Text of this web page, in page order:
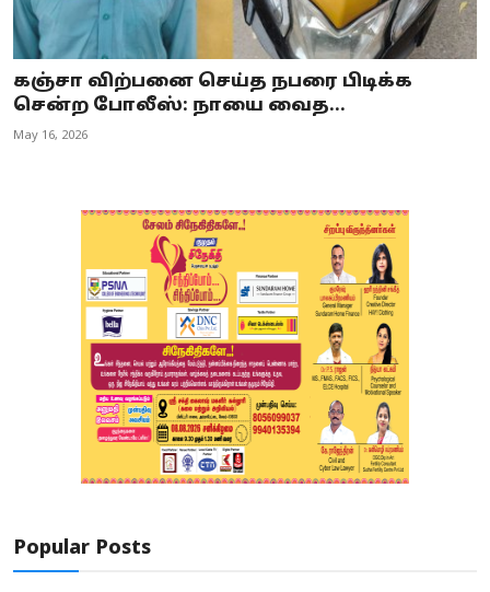
கஞ்சா விற்பனை செய்த நபரை பிடிக்க
சென்ற போலீஸ்: நாயை வைத...
May 16, 2026
Popular Posts